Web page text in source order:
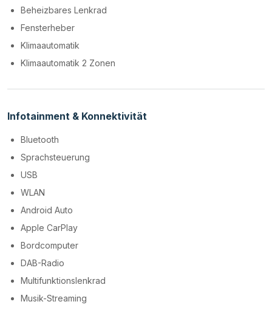
Beheizbares Lenkrad
Fensterheber
Klimaautomatik
Klimaautomatik 2 Zonen
Infotainment & Konnektivität
Bluetooth
Sprachsteuerung
USB
WLAN
Android Auto
Apple CarPlay
Bordcomputer
DAB-Radio
Multifunktionslenkrad
Musik-Streaming